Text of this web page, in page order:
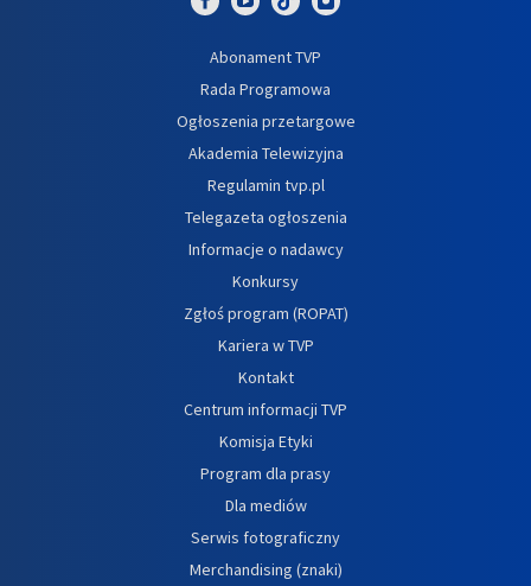
Abonament TVP
Rada Programowa
Ogłoszenia przetargowe
Akademia Telewizyjna
Regulamin tvp.pl
Telegazeta ogłoszenia
Informacje o nadawcy
Konkursy
Zgłoś program (ROPAT)
Kariera w TVP
Kontakt
Centrum informacji TVP
Komisja Etyki
Program dla prasy
Dla mediów
Serwis fotograficzny
Merchandising (znaki)